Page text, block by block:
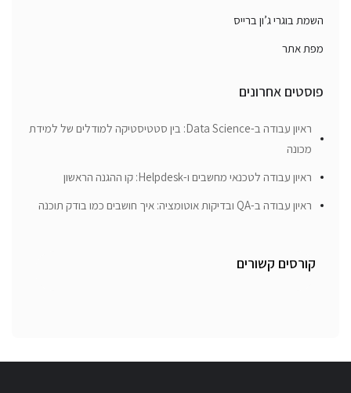
השמת בוגרי ג’ון ברייס
מפת אתר
פוסטים אחרונים
ראיון עבודה ב-Data Science: בין סטטיסטיקה למודלים של למידת
מכונה
ראיון עבודה לטכנאי מחשבים ו-Helpdesk: קו ההגנה הראשון
ראיון עבודה ב-QA ובדיקות אוטומציה: איך חושבים כמו בודק תוכנה
קורסים קשורים